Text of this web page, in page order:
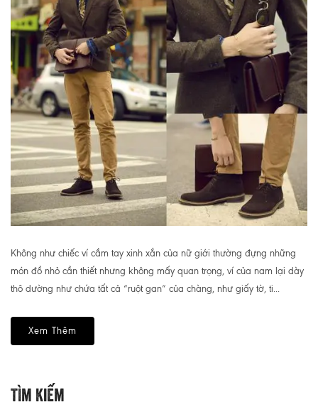
Không như chiếc ví cầm tay xinh xắn của nữ giới thường đựng những
món đồ nhỏ cần thiết nhưng không mấy quan trọng, ví của nam lại dày
thô dường như chứa tất cả “ruột gan” của chàng, như giấy tờ, ti...
Xem Thêm
Tìm Kiếm